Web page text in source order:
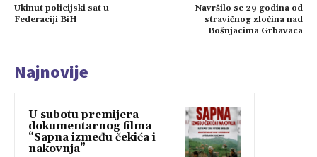
Ukinut policijski sat u
Federaciji BiH
Navršilo se 29 godina od
stravičnog zločina nad
Bošnjacima Grbavaca
Najnovije
U subotu premijera
dokumentarnog filma
“Sapna između čekića i
nakovnja”